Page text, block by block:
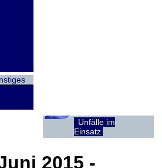
Unfälle im
Einsatz
2015 -